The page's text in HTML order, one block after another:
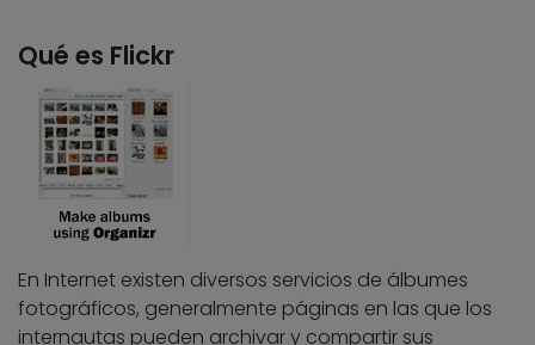
Qué es Flickr
En Internet existen diversos servicios de álbumes
fotográficos, generalmente páginas en las que los
internautas pueden archivar y compartir sus